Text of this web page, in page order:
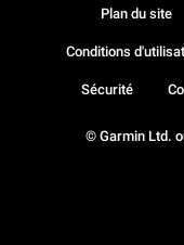
© Garmin Ltd.
Plan du site
Conditions
Sécurité